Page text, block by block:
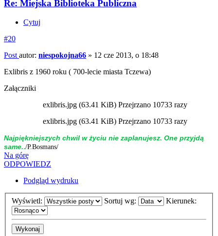
Re: Miejska Biblioteka Publiczna
Cytuj
#20
Post autor: niespokojna66 » 12 cze 2013, o 18:48
Exlibris z 1960 roku ( 700-lecie miasta Tczewa)
Załączniki
exlibris.jpg (63.41 KiB) Przejrzano 10733 razy
exlibris.jpg (63.41 KiB) Przejrzano 10733 razy
Naj­piękniej­szych chwil w życiu nie zap­la­nujesz. One przyjdą
same../P.Bosmans/
Na górę
ODPOWIEDZ
Podgląd wydruku
Wyświetl: Sortuj wg: Kierunek: